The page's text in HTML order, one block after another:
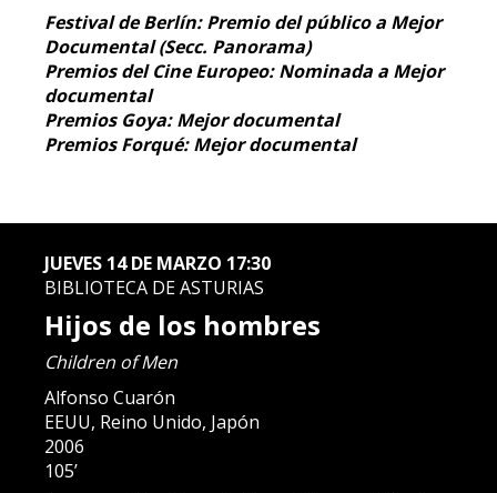
Festival de Berlín: Premio del público a Mejor
Documental (Secc. Panorama)
Premios del Cine Europeo: Nominada a Mejor
documental
Premios Goya: Mejor documental
Premios Forqué: Mejor documental
JUEVES 14 DE MARZO 17:30
BIBLIOTECA DE ASTURIAS
Hijos de los hombres
Children of Men
Alfonso Cuarón
EEUU, Reino Unido, Japón
2006
105’